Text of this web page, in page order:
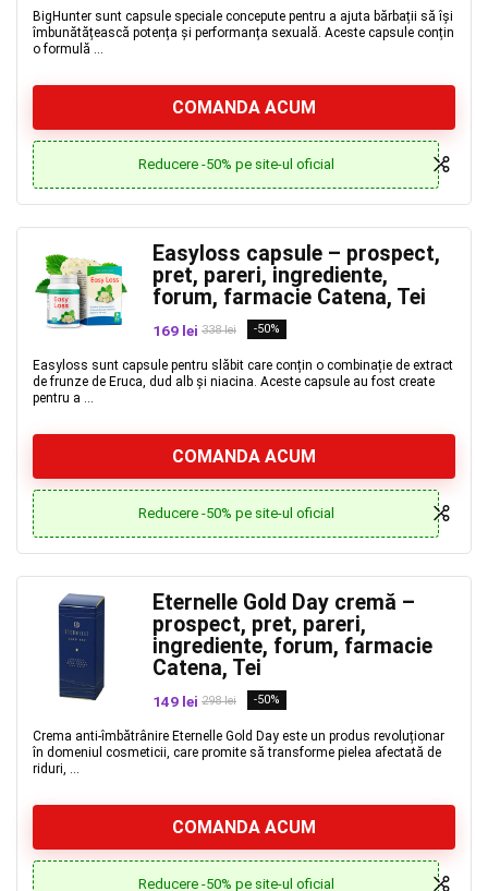
BigHunter sunt capsule speciale concepute pentru a ajuta bărbații să își
îmbunătățească potența și performanța sexuală. Aceste capsule conțin
o formulă ...
COMANDA ACUM
Reducere -50% pe site-ul oficial
Easyloss capsule – prospect,
pret, pareri, ingrediente,
forum, farmacie Catena, Tei
169 lei 338 lei -50%
Easyloss sunt capsule pentru slăbit care conțin o combinație de extract
de frunze de Eruca, dud alb și niacina. Aceste capsule au fost create
pentru a ...
COMANDA ACUM
Reducere -50% pe site-ul oficial
Eternelle Gold Day cremă –
prospect, pret, pareri,
ingrediente, forum, farmacie
Catena, Tei
149 lei 298 lei -50%
Crema anti-îmbătrânire Eternelle Gold Day este un produs revoluționar
în domeniul cosmeticii, care promite să transforme pielea afectată de
riduri, ...
COMANDA ACUM
Reducere -50% pe site-ul oficial